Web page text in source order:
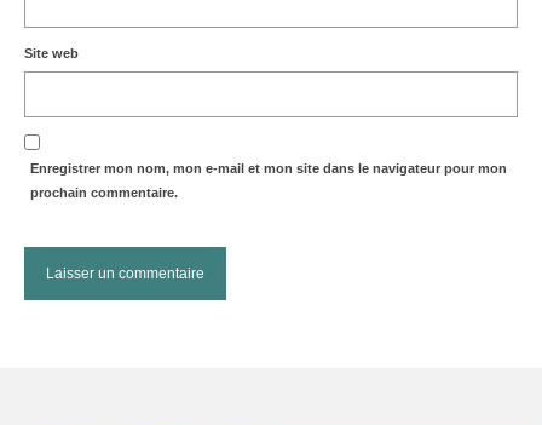
Site web
Enregistrer mon nom, mon e-mail et mon site dans le navigateur pour mon
prochain commentaire.